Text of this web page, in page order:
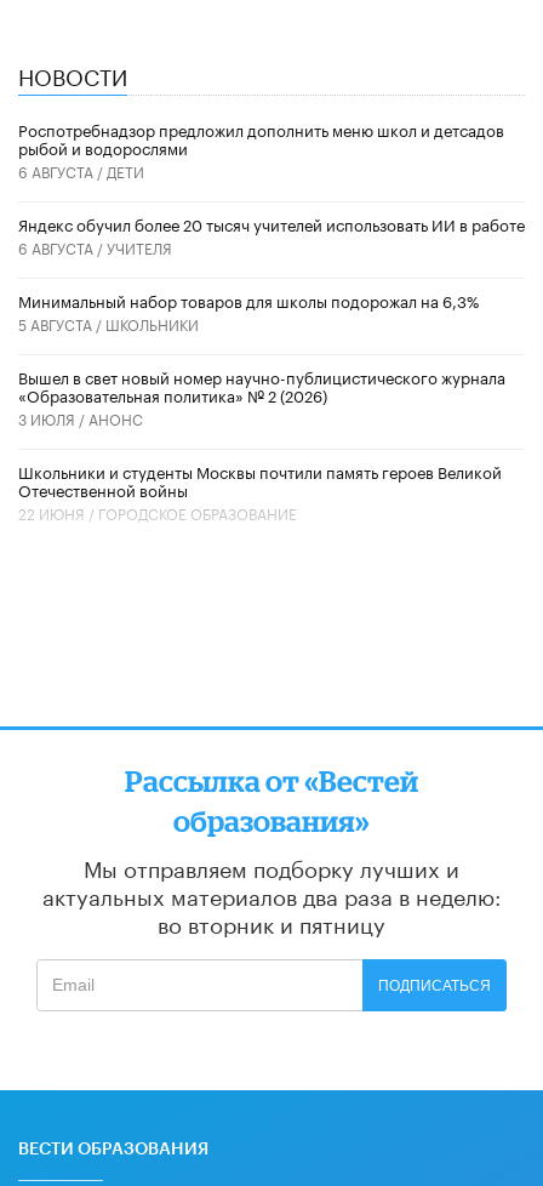
НОВОСТИ
Роспотребнадзор предложил дополнить меню школ и детсадов
рыбой и водорослями
6 АВГУСТА / ДЕТИ
​Яндекс обучил более 20 тысяч учителей использовать ИИ в работе
6 АВГУСТА /УЧИТЕЛЯ
Минимальный набор товаров для школы подорожал на 6,3%
5 АВГУСТА / ШКОЛЬНИКИ
Вышел в свет новый номер научно-публицистического журнала
«Образовательная политика» № 2 (2026)
3 ИЮЛЯ / АНОНС
Школьники и студенты Москвы почтили память героев Великой
Отечественной войны
22 ИЮНЯ / ГОРОДСКОЕ ОБРАЗОВАНИЕ
Рассылка от «Вестей
образования»
Мы отправляем подборку лучших и
актуальных материалов два раза в неделю:
во вторник и пятницу
ПОДПИСАТЬСЯ
ВЕСТИ ОБРАЗОВАНИЯ